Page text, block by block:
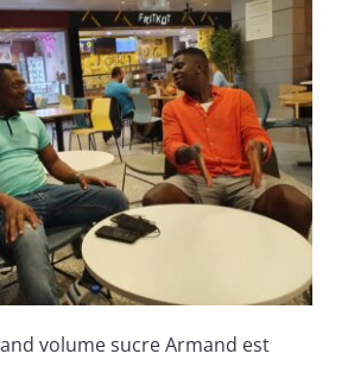
volume sucre Armand est